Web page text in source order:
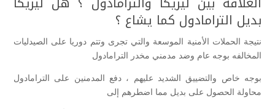
بديل الترامادول كما يشاع ؟
نتيجة الحملات الأمنية الموسعة والتي تجرى وتتم دوريا على الصيدليات
المخالفه بوجه عام وضد مدمني مخدر الترامادول
بوجه خاص والتضييق الشديد عليهم ، دفع المدمنين على الترامادول
محاولة الحصول على بديل مما اضطرهم إلى